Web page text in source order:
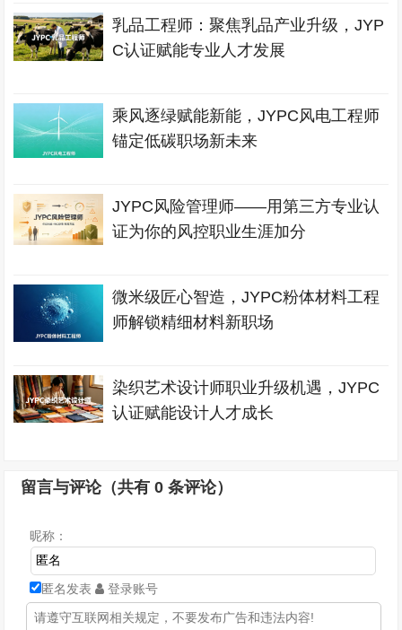
乳品工程师：聚焦乳品产业升级，JYP
C认证赋能专业人才发展
乘风逐绿赋能新能，JYPC风电工程师
锚定低碳职场新未来
JYPC风险管理师——用第三方专业认
证为你的风控职业生涯加分
微米级匠心智造，JYPC粉体材料工程
师解锁精细材料新职场
染织艺术设计师职业升级机遇，JYPC
认证赋能设计人才成长
留言与评论（共有0 条评论）
昵称：
匿名发表 登录账号